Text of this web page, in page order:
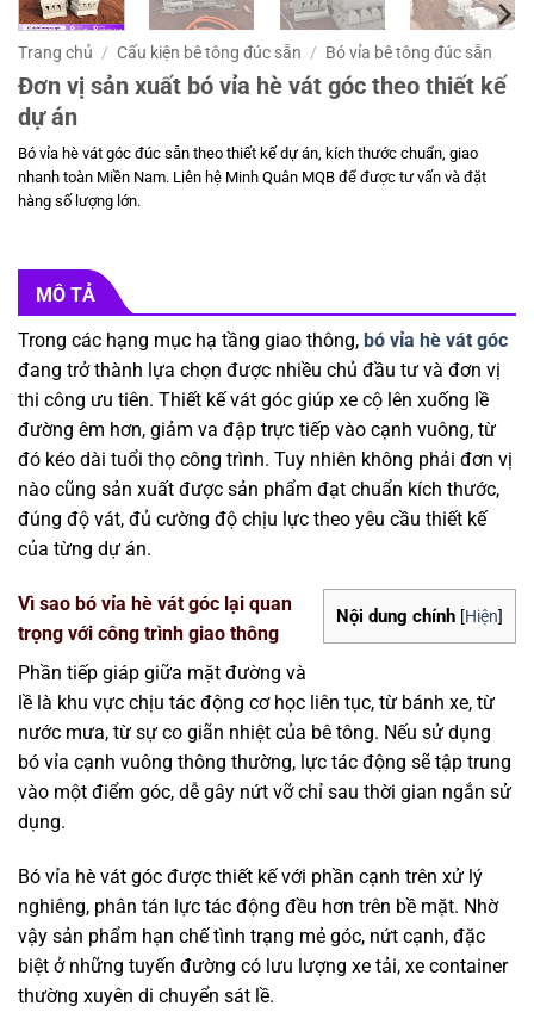
Trang chủ / Cấu kiện bê tông đúc sẵn / Bó vỉa bê tông đúc sẵn
Đơn vị sản xuất bó vỉa hè vát góc theo thiết kế
dự án
Bó vỉa hè vát góc đúc sẵn theo thiết kế dự án, kích thước chuẩn, giao
nhanh toàn Miền Nam. Liên hệ Minh Quân MQB để được tư vấn và đặt
hàng số lượng lớn.
MÔ TẢ
Trong các hạng mục hạ tầng giao thông, bó vỉa hè vát góc
đang trở thành lựa chọn được nhiều chủ đầu tư và đơn vị
thi công ưu tiên. Thiết kế vát góc giúp xe cộ lên xuống lề
đường êm hơn, giảm va đập trực tiếp vào cạnh vuông, từ
đó kéo dài tuổi thọ công trình. Tuy nhiên không phải đơn vị
nào cũng sản xuất được sản phẩm đạt chuẩn kích thước,
đúng độ vát, đủ cường độ chịu lực theo yêu cầu thiết kế
của từng dự án.
Nội dung chính [Hiện]
Vì sao bó vỉa hè vát góc lại quan
trọng với công trình giao thông
Phần tiếp giáp giữa mặt đường và
lề là khu vực chịu tác động cơ học liên tục, từ bánh xe, từ
nước mưa, từ sự co giãn nhiệt của bê tông. Nếu sử dụng
bó vỉa cạnh vuông thông thường, lực tác động sẽ tập trung
vào một điểm góc, dễ gây nứt vỡ chỉ sau thời gian ngắn sử
dụng.
Bó vỉa hè vát góc được thiết kế với phần cạnh trên xử lý
nghiêng, phân tán lực tác động đều hơn trên bề mặt. Nhờ
vậy sản phẩm hạn chế tình trạng mẻ góc, nứt cạnh, đặc
biệt ở những tuyến đường có lưu lượng xe tải, xe container
thường xuyên di chuyển sát lề.